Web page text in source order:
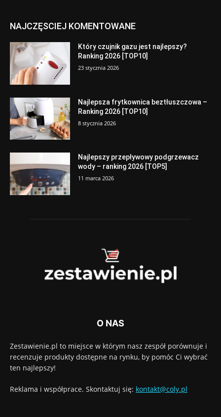
NAJCZĘSCIEJ KOMENTOWANE
Który czujnik gazu jest najlepszy?
Ranking 2026 [TOP10]
23 stycznia 2026
Najlepsza frytkownica beztłuszczowa –
Ranking 2026 [TOP10]
8 stycznia 2026
Najlepszy przepływowy podgrzewacz
wody – ranking 2026 [TOP5]
11 marca 2026
O NAS
Zestawienie.pl to miejsce w którym nasz zespół porównuje i
recenzuje produkty dostępne na rynku, by pomóc Ci wybrać
ten najlepszy!
Reklama i współprace. Skontaktuj się: kontakt@coly.pl